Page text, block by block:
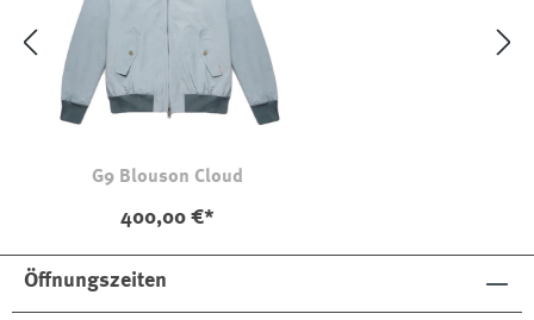
G9 Blouson Cloud
400,00 €*
Öffnungszeiten